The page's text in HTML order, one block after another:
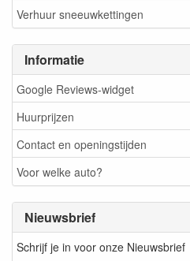
Verhuur sneeuwkettingen
Informatie
Google Reviews-widget
Huurprijzen
Contact en openingstijden
Voor welke auto?
Nieuwsbrief
Schrijf je in voor onze Nieuwsbrief